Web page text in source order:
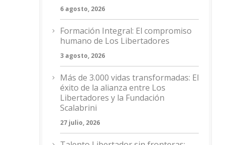
6 agosto, 2026
Formación Integral: El compromiso
humano de Los Libertadores
3 agosto, 2026
Más de 3.000 vidas transformadas: El
éxito de la alianza entre Los
Libertadores y la Fundación
Scalabrini
27 julio, 2026